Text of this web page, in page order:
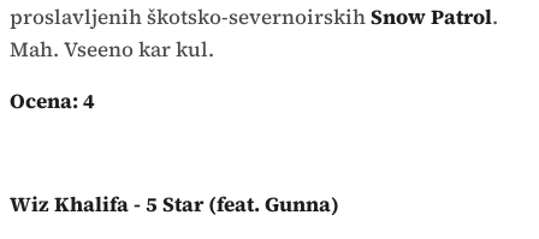
proslavljenih škotsko-severnoirskihSnow Patrol.
Mah. Vseeno kar kul.
Ocena: 4
Wiz Khalifa - 5 Star (feat. Gunna)